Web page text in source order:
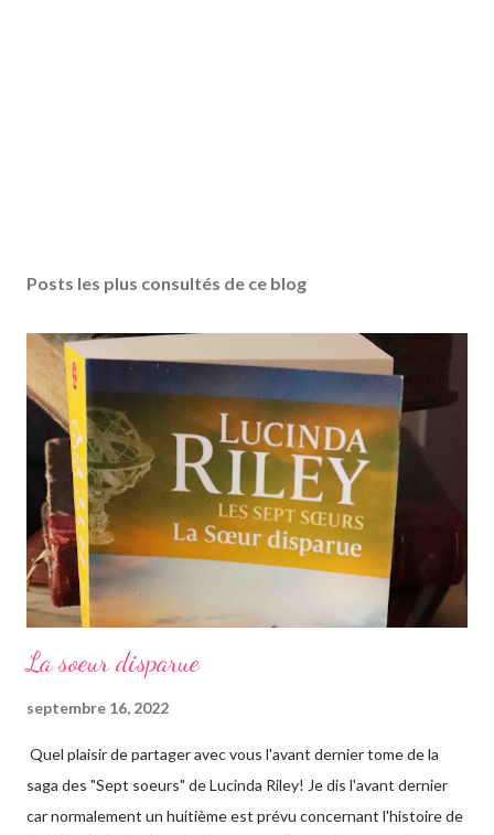
Posts les plus consultés de ce blog
La soeur disparue
septembre 16, 2022
Quel plaisir de partager avec vous l'avant dernier tome de la
saga des "Sept soeurs" de Lucinda Riley! Je dis l'avant dernier
car normalement un huitième est prévu concernant l'histoire de